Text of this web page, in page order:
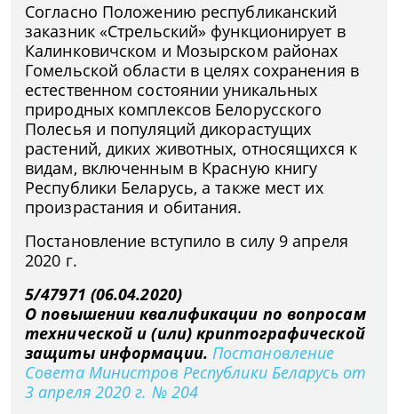
Согласно Положению республиканский
заказник «Стрельский» функционирует в
Калинковичском и Мозырском районах
Гомельской области в целях сохранения в
естественном состоянии уникальных
природных комплексов Белорусского
Полесья и популяций дикорастущих
растений, диких животных, относящихся к
видам, включенным в Красную книгу
Республики Беларусь, а также мест их
произрастания и обитания.
Постановление вступило в силу 9 апреля
2020 г.
5/47971 (06.04.2020)
О повышении квалификации по вопросам
технической и (или) криптографической
защиты информации. Постановление
Совета Министров Республики Беларусь от
3 апреля 2020 г. № 204